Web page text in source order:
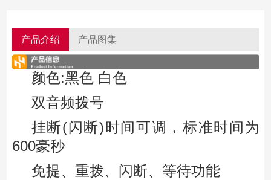
产品介绍 产品图集
颜色:黑色 白色
双音频拨号
挂断(闪断)时间可调，标准时间为
600豪秒
免提、重拨、闪断、等待功能